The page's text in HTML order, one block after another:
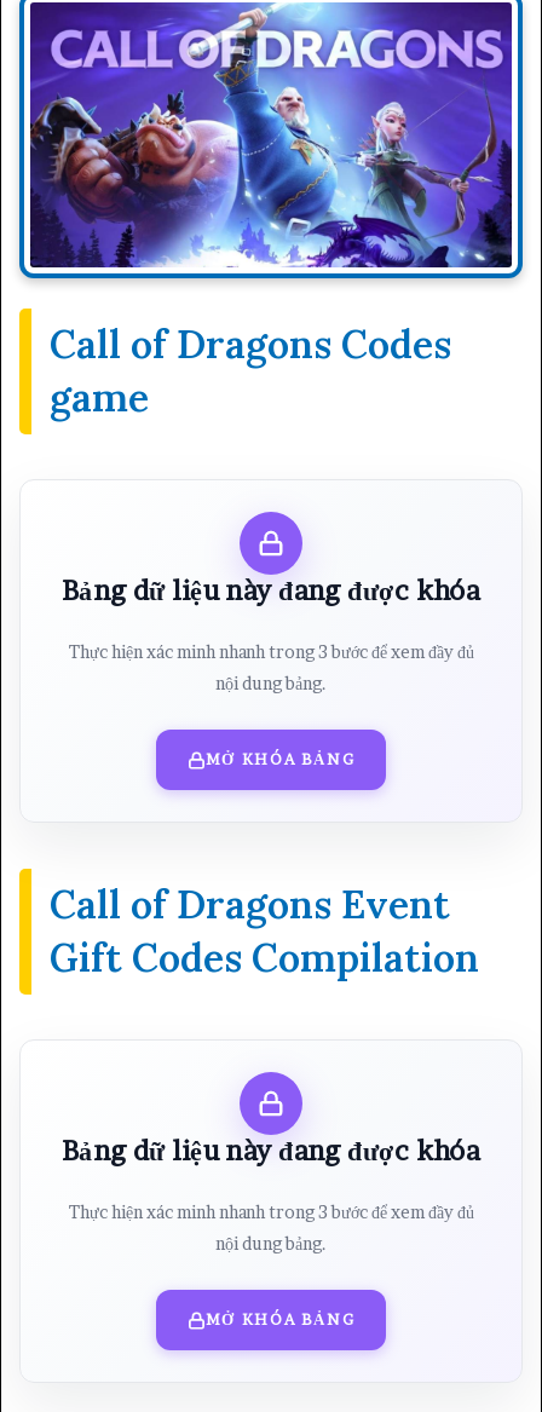
Call of Dragons Codes
game
Bảng dữ liệu này đang được khóa
Thực hiện xác minh nhanh trong 3 bước để xem đầy đủ
nội dung bảng.
MỞ KHÓA BẢNG
Call of Dragons Event
Gift Codes Compilation
Bảng dữ liệu này đang được khóa
Thực hiện xác minh nhanh trong 3 bước để xem đầy đủ
nội dung bảng.
MỞ KHÓA BẢNG